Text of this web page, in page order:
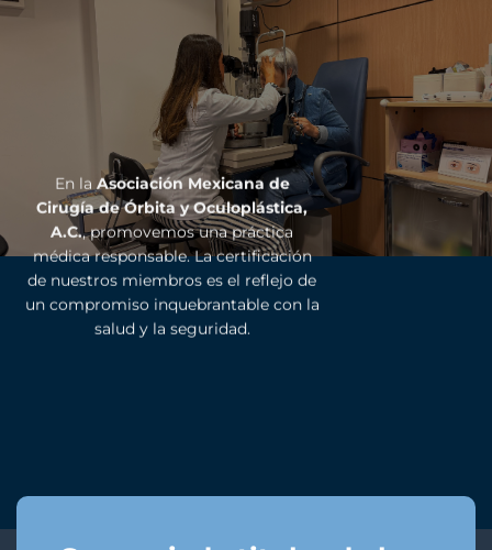
En la Asociación Mexicana de
Cirugía de Órbita y Oculoplástica,
A.C., promovemos una práctica
médica responsable. La certificación
de nuestros miembros es el reflejo de
un compromiso inquebrantable con la
salud y la seguridad.